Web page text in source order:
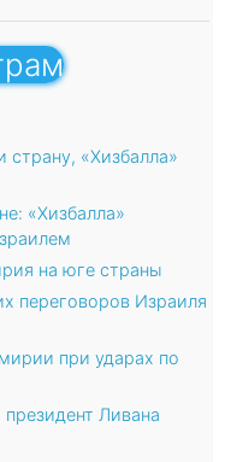
страну, «Хизбалла»
«Хизбалла»
на юге страны
переговоров Израиля
при ударах по
Ливана